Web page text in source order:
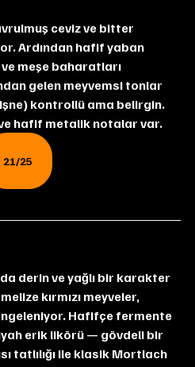
Ardından hafif yaban
meşe baharatları
gelen meyvemsi tonlar
kontrollü ama belirgin.
hafif metalik notalar var.
21/25
kırmızı meyveler,
Hafifçe fermente
erik likörü — gövdeli bir
tatlılığı ile klasik Mortlach